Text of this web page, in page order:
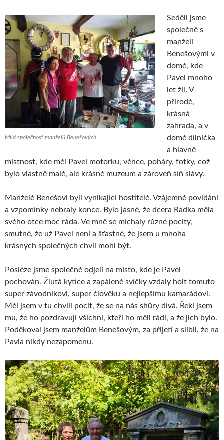
Milá společnost manželů Benešových
Seděli jsme
společně s
manželi
Benešovými v
domě, kde
Pavel mnoho
let žil. V
přírodě,
krásná
zahrada, a v
domě dílnička
a hlavně
místnost, kde měl Pavel motorku, věnce, poháry, fotky, což
bylo vlastně malé, ale krásné muzeum a zároveň síň slávy.
Manželé Benešovi byli vynikající hostitelé. Vzájemné povídání
a vzpomínky nebraly konce. Bylo jasné, že dcera Radka měla
svého otce moc ráda. Ve mně se míchaly různé pocity,
smutné, že už Pavel není a šťastné, že jsem u mnoha
krásných společných chvil mohl být.
Posléze jsme společně odjeli na místo, kde je Pavel
pochován. Žlutá kytice a zapálené svíčky vzdaly holt tomuto
super závodníkovi, super člověku a nejlepšímu kamarádovi.
Měl jsem v tu chvíli pocit, že se na nás shůry dívá. Řekl jsem
mu, že ho pozdravují všichni, kteří ho měli rádi, a že jich bylo.
Poděkoval jsem manželům Benešovým, za přijetí a slíbil, že na
Pavla nikdy nezapomenu.